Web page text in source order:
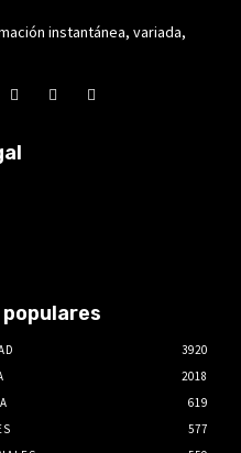
instantánea, variada,
3920
2018
619
577